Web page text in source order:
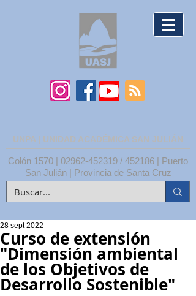
UNPA | UNIDAD ACADÉMICA SAN JULIÁN
Colón 1570 | 02962-452319 / 452186 | Puerto
San Julián | Provincia de Santa Cruz
Curso de extensión
"Dimensión ambiental
de los Objetivos de
Desarrollo Sostenible"
28 sept 2022